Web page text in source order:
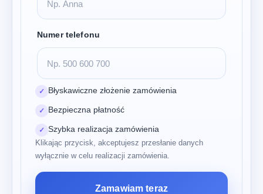
Numer telefonu
✓ Błyskawiczne złożenie zamówienia
✓ Bezpieczna płatność
✓ Szybka realizacja zamówienia
Klikając przycisk, akceptujesz przesłanie danych
wyłącznie w celu realizacji zamówienia.
Zamawiam teraz